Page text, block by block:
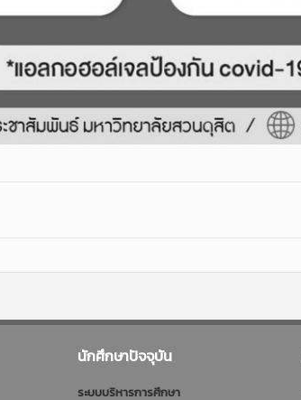
นักศึกษาปัจจุบัน
ระบบบริหารการศึกษา